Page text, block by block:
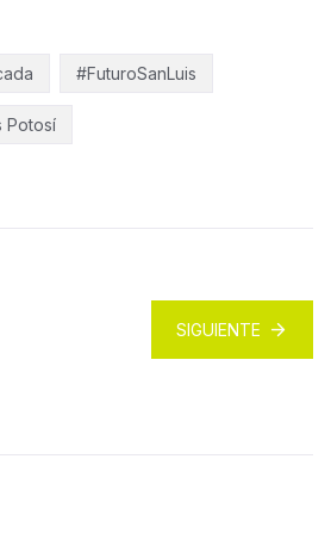
#FuturoSanLuis
Potosí
SIGUIENTE